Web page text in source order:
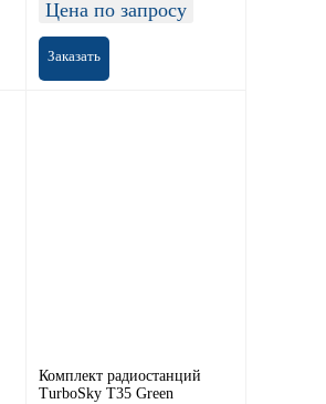
Цена по запросу
Заказать
Комплект радиостанций
TurboSky T35 Green